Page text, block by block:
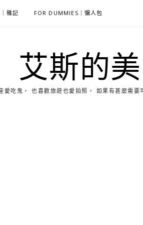
雜記 FOR DUMMIES｜懶人包
艾斯的
愛吃鬼， 也喜歡旅遊也愛拍照， 如果有甚麼需